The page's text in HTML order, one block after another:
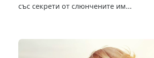
със секрети от слюнчените им...